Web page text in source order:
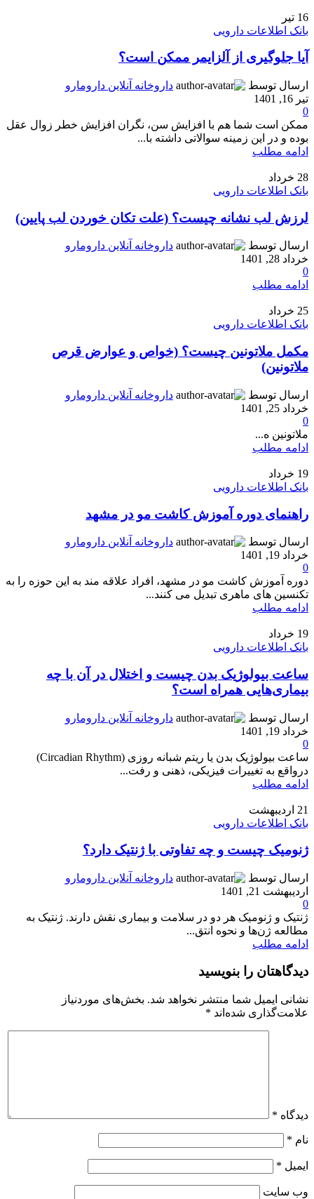
16 تیر
بانک اطلاعات دارویی
آیا جلوگیری از آلزایمر ممکن است؟
ارسال توسط
داروخانه آنلاین دارومارو
تیر 16, 1401
0
ممکن است شما هم با افزایش سن، نگران افزایش خطر زوال عقل
بوده و در این زمینه سوالاتی داشته با...
ادامه مطلب
28 خرداد
بانک اطلاعات دارویی
لرزش لب نشانه چیست؟ (علت تکان خوردن لب پایین)
ارسال توسط
داروخانه آنلاین دارومارو
خرداد 28, 1401
0
ادامه مطلب
25 خرداد
بانک اطلاعات دارویی
مکمل ملاتونین چیست؟ (خواص و عوارض قرص
ملاتونین)
ارسال توسط
داروخانه آنلاین دارومارو
خرداد 25, 1401
0
ملاتونین ه...
ادامه مطلب
19 خرداد
بانک اطلاعات دارویی
راهنمای دوره آموزش کاشت مو در مشهد
ارسال توسط
داروخانه آنلاین دارومارو
خرداد 19, 1401
0
دوره آموزش کاشت مو در مشهد، افراد علاقه مند به این حوزه را به
تکنسین های ماهری تبدیل می کنند...
ادامه مطلب
19 خرداد
بانک اطلاعات دارویی
ساعت بیولوژیک بدن چیست و اختلال در آن با چه
بیماری‌هایی همراه است؟
ارسال توسط
داروخانه آنلاین دارومارو
خرداد 19, 1401
0
ساعت بیولوژیک بدن یا ریتم شبانه روزی (Circadian Rhythm)
درواقع به تغییرات فیزیکی، ذهنی و رفت...
ادامه مطلب
21 اردیبهشت
بانک اطلاعات دارویی
ژنومیک چیست و چه تفاوتی با ژنتیک دارد؟
ارسال توسط
داروخانه آنلاین دارومارو
اردیبهشت 21, 1401
0
ژنتیک و ژنومیک هر دو در سلامت و بیماری نقش دارند. ژنتیک به
مطالعه ژن‌ها و نحوه انتق...
ادامه مطلب
دیدگاهتان را بنویسید
نشانی ایمیل شما منتشر نخواهد شد. بخش‌های موردنیاز
علامت‌گذاری شده‌اند *
دیدگاه *
نام *
ایمیل *
وب‌ سایت